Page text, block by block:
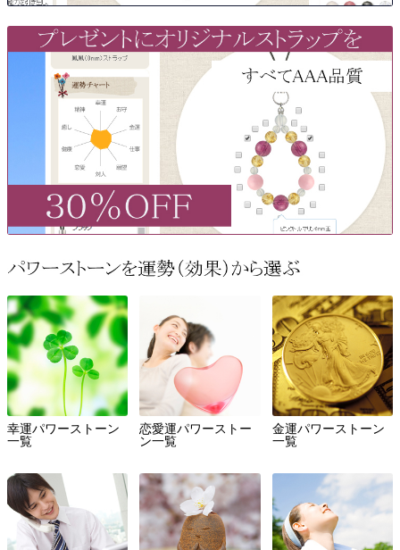
幸運パワーストーン
一覧
恋愛運パワーストー
ン一覧
金運パワーストーン
一覧